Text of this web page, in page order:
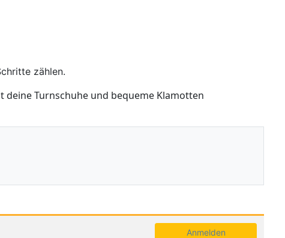
zählen.
deine Turnschuhe und bequeme Klamotten
Anmelden